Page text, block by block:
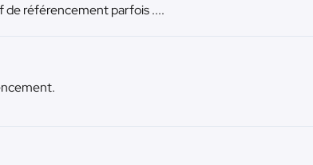
de référencement parfois ....